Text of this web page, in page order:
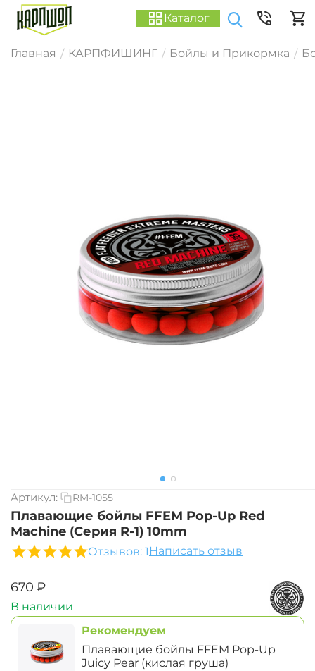
Каталог
Главная / КАРПФИШИНГ / Бойлы и Прикормка /
Артикул: RM-1055
Плавающие бойлы FFEM Pop-Up Red
Machine (Серия R-1) 10mm
Отзывов: 1 Написать отзыв
‍670‍ ₽
В наличии
Рекомендуем
Плавающие бойлы FFEM Pop-Up
Juicy Pear (кислая груша)